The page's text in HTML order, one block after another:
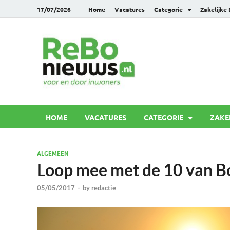
17/07/2026 Home Vacatures Categorie Zakelijke
HOME VACATURES CATEGORIE
ALGEMEEN
Loop mee met de 10 van
05/05/2017 - by redactie